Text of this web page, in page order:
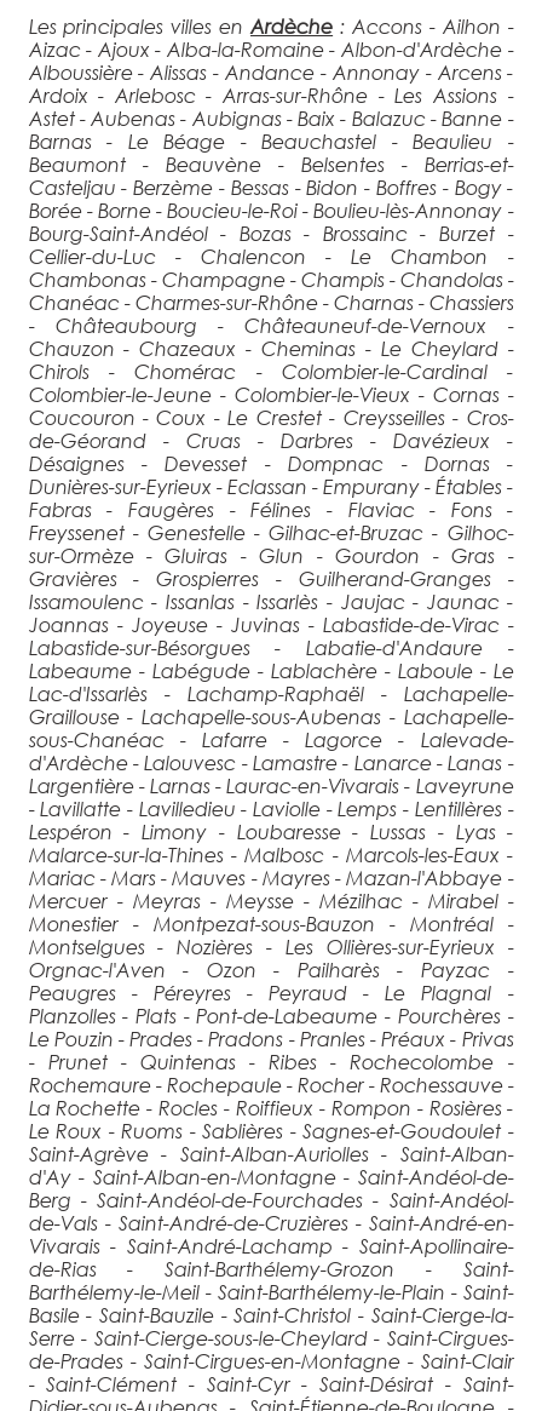
Les principales villes enArdèche : Accons - Ailhon -
Aizac - Ajoux - Alba-la-Romaine - Albon-d'Ardèche -
Alboussière - Alissas - Andance - Annonay - Arcens -
Ardoix - Arlebosc - Arras-sur-Rhône - Les Assions -
Astet - Aubenas - Aubignas - Baix - Balazuc - Banne -
Barnas - Le Béage - Beauchastel - Beaulieu -
Beaumont - Beauvène - Belsentes - Berrias-et-
Casteljau - Berzème - Bessas - Bidon - Boffres - Bogy -
Borée - Borne - Boucieu-le-Roi - Boulieu-lès-Annonay -
Bourg-Saint-Andéol - Bozas - Brossainc - Burzet -
Cellier-du-Luc - Chalencon - Le Chambon -
Chambonas - Champagne - Champis - Chandolas -
Chanéac - Charmes-sur-Rhône - Charnas - Chassiers
- Châteaubourg - Châteauneuf-de-Vernoux -
Chauzon - Chazeaux - Cheminas - Le Cheylard -
Chirols - Chomérac - Colombier-le-Cardinal -
Colombier-le-Jeune - Colombier-le-Vieux - Cornas -
Coucouron - Coux - Le Crestet - Creysseilles - Cros-
de-Géorand - Cruas - Darbres - Davézieux -
Désaignes - Devesset - Dompnac - Dornas -
Dunières-sur-Eyrieux - Eclassan - Empurany - Étables -
Fabras - Faugères - Félines - Flaviac - Fons -
Freyssenet - Genestelle - Gilhac-et-Bruzac - Gilhoc-
sur-Ormèze - Gluiras - Glun - Gourdon - Gras -
Gravières - Grospierres - Guilherand-Granges -
Issamoulenc - Issanlas - Issarlès - Jaujac - Jaunac -
Joannas - Joyeuse - Juvinas - Labastide-de-Virac -
Labastide-sur-Bésorgues - Labatie-d'Andaure -
Labeaume - Labégude - Lablachère - Laboule - Le
Lac-d'Issarlès - Lachamp-Raphaël - Lachapelle-
Graillouse - Lachapelle-sous-Aubenas - Lachapelle-
sous-Chanéac - Lafarre - Lagorce - Lalevade-
d'Ardèche - Lalouvesc - Lamastre - Lanarce - Lanas -
Largentière - Larnas - Laurac-en-Vivarais - Laveyrune
- Lavillatte - Lavilledieu - Laviolle - Lemps - Lentillères -
Lespéron - Limony - Loubaresse - Lussas - Lyas -
Malarce-sur-la-Thines - Malbosc - Marcols-les-Eaux -
Mariac - Mars - Mauves - Mayres - Mazan-l'Abbaye -
Mercuer - Meyras - Meysse - Mézilhac - Mirabel -
Monestier - Montpezat-sous-Bauzon - Montréal -
Montselgues - Nozières - Les Ollières-sur-Eyrieux -
Orgnac-l'Aven - Ozon - Pailharès - Payzac -
Peaugres - Péreyres - Peyraud - Le Plagnal -
Planzolles - Plats - Pont-de-Labeaume - Pourchères -
Le Pouzin - Prades - Pradons - Pranles - Préaux - Privas
- Prunet - Quintenas - Ribes - Rochecolombe -
Rochemaure - Rochepaule - Rocher - Rochessauve -
La Rochette - Rocles - Roiffieux - Rompon - Rosières -
Le Roux - Ruoms - Sablières - Sagnes-et-Goudoulet -
Saint-Agrève - Saint-Alban-Auriolles - Saint-Alban-
d'Ay - Saint-Alban-en-Montagne - Saint-Andéol-de-
Berg - Saint-Andéol-de-Fourchades - Saint-Andéol-
de-Vals - Saint-André-de-Cruzières - Saint-André-en-
Vivarais - Saint-André-Lachamp - Saint-Apollinaire-
de-Rias - Saint-Barthélemy-Grozon - Saint-
Barthélemy-le-Meil - Saint-Barthélemy-le-Plain - Saint-
Basile - Saint-Bauzile - Saint-Christol - Saint-Cierge-la-
Serre - Saint-Cierge-sous-le-Cheylard - Saint-Cirgues-
de-Prades - Saint-Cirgues-en-Montagne - Saint-Clair
- Saint-Clément - Saint-Cyr - Saint-Désirat - Saint-